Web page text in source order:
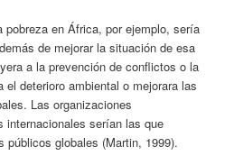
pobreza en África, por ejemplo, sería
de mejorar la situación de esa
a la prevención de conflictos o la
el deterioro ambiental o mejorara las
Las organizaciones
internacionales serían las que
públicos globales (Martin, 1999).